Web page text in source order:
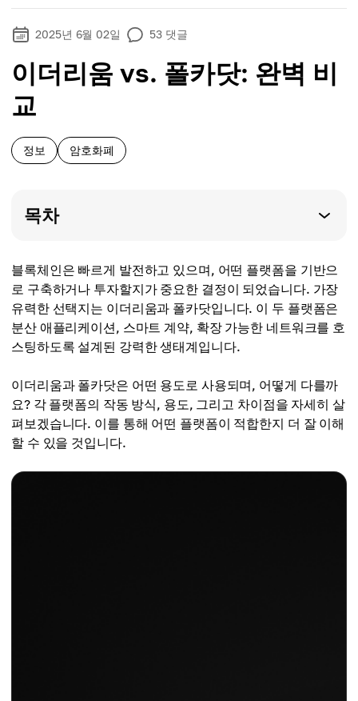
2025년 6월 02일 53 댓글
이더리움 vs. 폴카닷: 완벽 비
교
정보 암호화폐
목차
블록체인은 빠르게 발전하고 있으며, 어떤 플랫폼을 기반으
로 구축하거나 투자할지가 중요한 결정이 되었습니다. 가장
유력한 선택지는 이더리움과 폴카닷입니다. 이 두 플랫폼은
분산 애플리케이션, 스마트 계약, 확장 가능한 네트워크를 호
스팅하도록 설계된 강력한 생태계입니다.
이더리움과 폴카닷은 어떤 용도로 사용되며, 어떻게 다를까
요? 각 플랫폼의 작동 방식, 용도, 그리고 차이점을 자세히 살
펴보겠습니다. 이를 통해 어떤 플랫폼이 적합한지 더 잘 이해
할 수 있을 것입니다.